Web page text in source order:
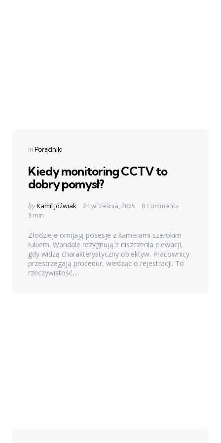
Categories
Posted
inPoradniki
Kiedy monitoring CCTV to
dobry pomysł?
Posted
by
byKamil Jóźwiak 24 września, 2025
0 Comments
3 min
Złodzieje omijają posesje z kamerami szerokim
łukiem. Wandale rezygnują z niszczenia elewacji,
gdy widzą charakterystyczny obiektyw. Pracownicy
przestrzegają procedur, wiedząc o rejestracji. To
rzeczywistość,...